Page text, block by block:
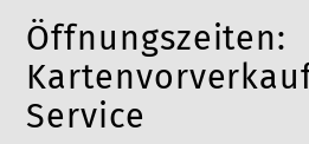
o
n
f
o
n
Öffnungszeiten:
Service